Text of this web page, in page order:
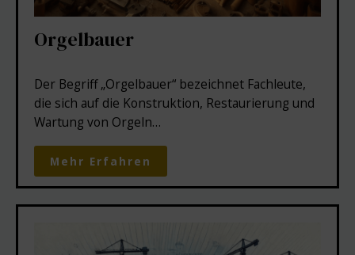
Orgelbauer
Der Begriff „Orgelbauer“ bezeichnet Fachleute,
die sich auf die Konstruktion, Restaurierung und
Wartung von Orgeln…
Mehr Erfahren